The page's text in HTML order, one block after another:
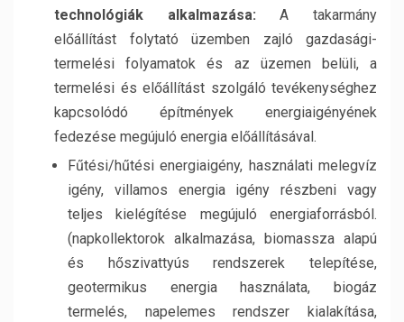
technológiák alkalmazása: A takarmány
előállítást folytató üzemben zajló gazdasági-
termelési folyamatok és az üzemen belüli, a
termelési és előállítást szolgáló tevékenységhez
kapcsolódó építmények energiaigényének
fedezése megújuló energia előállításával.
Fűtési/hűtési energiaigény, használati melegvíz
igény, villamos energia igény részbeni vagy
teljes kielégítése megújuló energiaforrásból.
(napkollektorok alkalmazása, biomassza alapú
és hőszivattyús rendszerek telepítése,
geotermikus energia használata, biogáz
termelés, napelemes rendszer kialakítása,